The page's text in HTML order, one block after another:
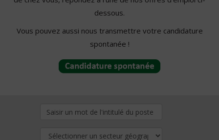
dessous.
Vous pouvez aussi nous transmettre votre candidature
spontanée !